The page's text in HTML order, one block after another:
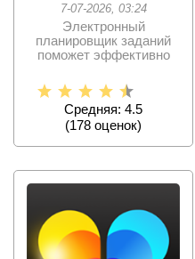
7-07-2026, 03:24
Электронный
планировщик заданий
поможет эффективно
успевать
Средняя: 4.5
(178 оценок)